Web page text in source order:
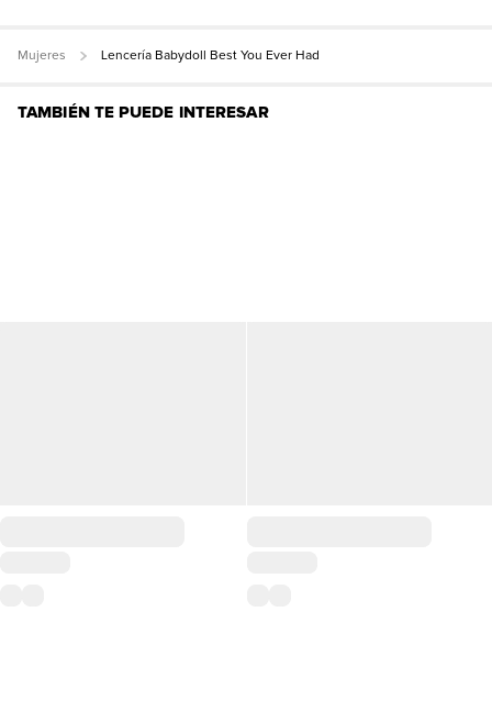
Mujeres Lencería Babydoll Best You Ever Had
TAMBIÉN TE PUEDE INTERESAR